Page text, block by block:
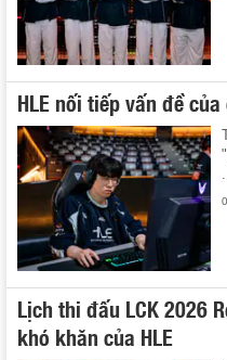
HLE nối tiếp vấn đề của
Lịch thi đấu LCK 2026
khó khăn của HLE